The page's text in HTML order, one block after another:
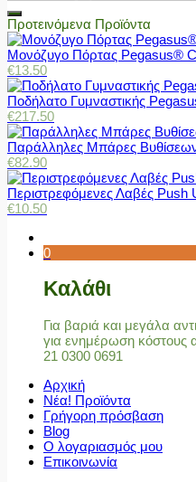
Προτεινόμενα Προϊόντα
Μονόζυγο Πόρτας Pegasus®
€13.50
Ποδήλατο Γυμναστικής
€217.50
Παράλληλες Μπάρες
€82.90
Περιστρεφόμενες Λαβές Push
€10.50
0
Καλάθι
Για βαριά και μεγάλα
για ενημέρωση κόστους
21 0300 0691
Αρχική
Νέα! Προϊόντα
Γρήγορη πρόσβαση
Blog
Ο λογαριασμός μου
Επικοινωνία